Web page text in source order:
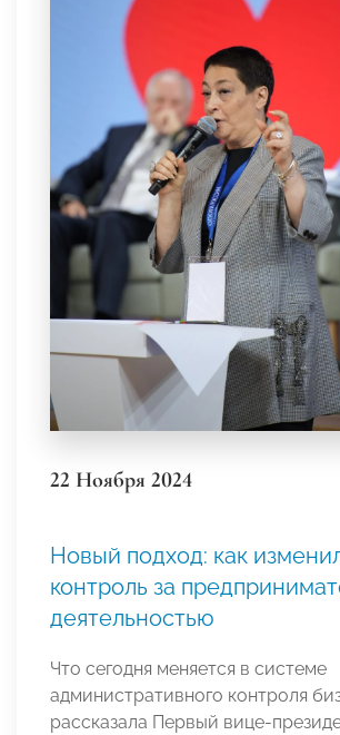
22 Ноября 2024
Новый подход: как
контроль за
деятельностью
Что сегодня меняется в системе
административного контроля
рассказала Первый вице-